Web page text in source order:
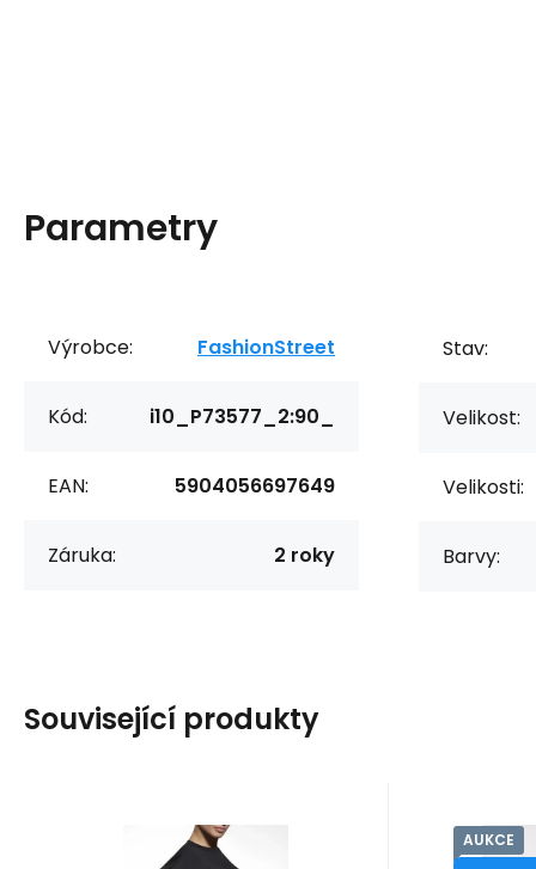
Parametry
Výrobce: FashionStreet
Kód: i10_P73577_2:90_
EAN: 5904056697649
Záruka: 2 roky
Stav:
Velikost:
Velikosti:
Barvy:
Související produkty
Tunika Emi - Bas
Kód:i10_P30446
Kód dod.:1210003305524
Záruka2 roky
679 Kč
Skladem - expedice ihned AUKCE
FPriceKód
od